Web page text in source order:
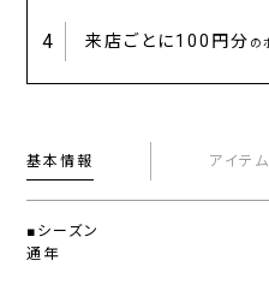
4 来店ごとに100円分 の
基本情報 アイテ
■シーズン
通年